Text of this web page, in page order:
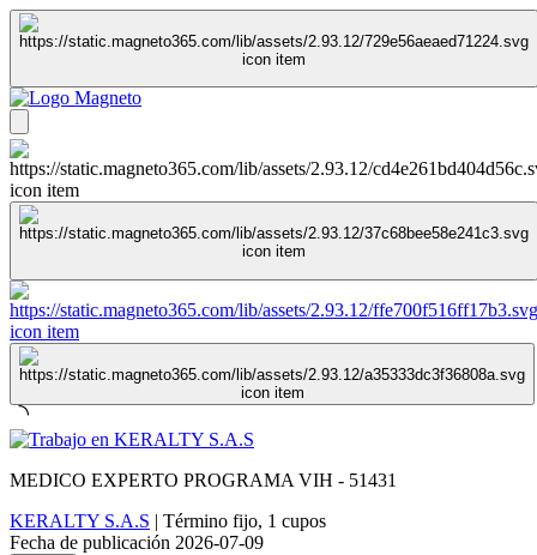
MEDICO EXPERTO PROGRAMA VIH - 51431
KERALTY S.A.S | Término fijo, 1 cupos
Fecha de publicación 2026-07-09